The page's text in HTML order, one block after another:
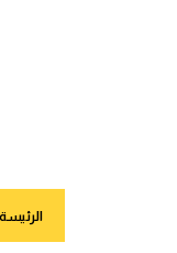
الرئيسة